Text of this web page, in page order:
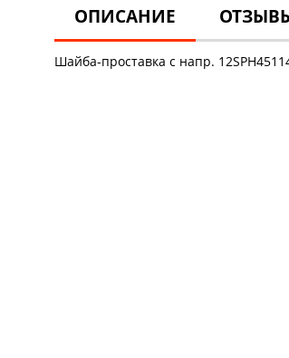
ОПИСАНИЕ
Шайба-проставка с напр.